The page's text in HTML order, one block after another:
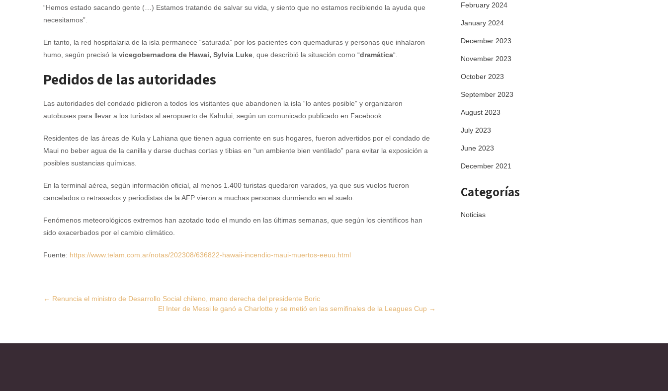
“Hemos estado sacando gente (…) Estamos tratando de salvar su vida, y siento que no estamos recibiendo la ayuda que
necesitamos”.
En tanto, la red hospitalaria de la isla permanece “saturada” por los pacientes con quemaduras y personas que inhalaron
humo, según precisó la vicegobernadora de Hawai, Sylvia Luke , que describió la situación como “dramática“.
Pedidos de las autoridades
Las autoridades del condado pidieron a todos los visitantes que abandonen la isla “lo antes posible” y organizaron
autobuses para llevar a los turistas al aeropuerto de Kahului, según un comunicado publicado en Facebook.
Residentes de las áreas de Kula y Lahiana que tienen agua corriente en sus hogares, fueron advertidos por el condado de
Maui no beber agua de la canilla y darse duchas cortas y tibias en “un ambiente bien ventilado” para evitar la exposición a
posibles sustancias químicas.
En la terminal aérea, según información oficial, al menos 1.400 turistas quedaron varados, ya que sus vuelos fueron
cancelados o retrasados y periodistas de la AFP vieron a muchas personas durmiendo en el suelo.
Fenómenos meteorológicos extremos han azotado todo el mundo en las últimas semanas, que según los científicos han
sido exacerbados por el cambio climático.
Fuente: https://www.telam.com.ar/notas/202308/636822-hawaii-incendio-maui-muertos-eeuu.html
Post
← Renuncia el ministro de Desarrollo Social chileno, mano derecha del presidente Boric
El Inter de Messi le ganó a Charlotte y se metió en las semifinales de la Leagues Cup →
February 2024
January 2024
December 2023
November 2023
October 2023
September 2023
August 2023
July 2023
June 2023
December 2021
Categorías
Noticias